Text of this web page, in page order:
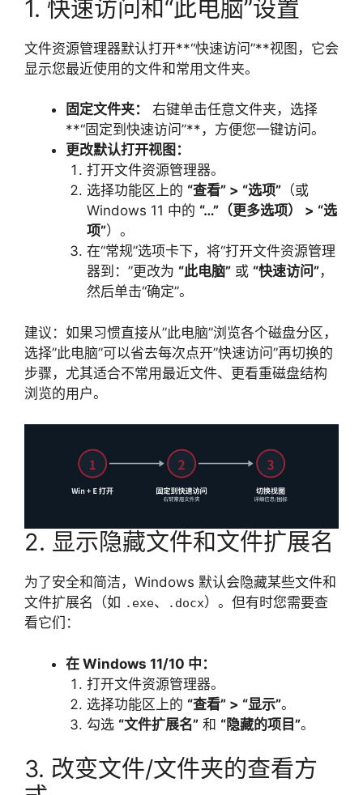
1. 快速访问和“此电脑”设置
文件资源管理器默认打开**“快速访问”**视图，它会
显示您最近使用的文件和常用文件夹。
固定文件夹：
右键单击任意文件夹，选择
**“固定到快速访问”**，方便您一键访问。
更改默认打开视图：
打开文件资源管理器。
选择功能区上的 “查看” > “选项”（或
Windows 11 中的 “…”（更多选项） > “选
项”）。
在“常规”选项卡下，将“打开文件资源管理
器到：”更改为 “此电脑”或 “快速访问”，
然后单击“确定”。
建议：如果习惯直接从”此电脑”浏览各个磁盘分区，
选择”此电脑”可以省去每次点开”快速访问”再切换的
步骤，尤其适合不常用最近文件、更看重磁盘结构
浏览的用户。
2. 显示隐藏文件和文件扩展名
为了安全和简洁，Windows 默认会隐藏某些文件和
文件扩展名（如 .exe、 .docx）。但有时您需要查
看它们：
在 Windows 11/10 中：
打开文件资源管理器。
选择功能区上的 “查看” > “显示”。
勾选 “文件扩展名”和 “隐藏的项目”。
3. 改变文件/文件夹的查看方